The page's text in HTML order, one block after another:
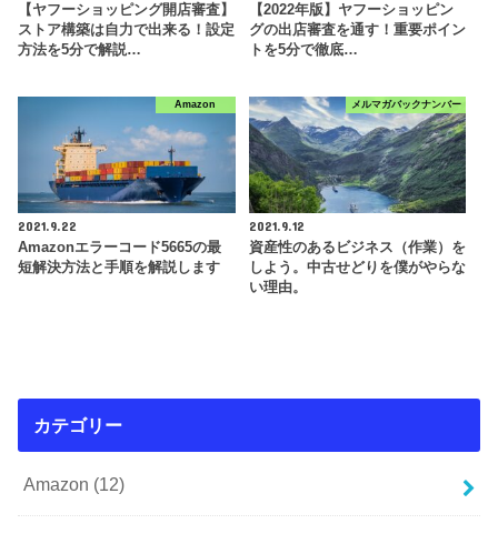
【ヤフーショッピング開店審査】
ストア構築は自力で出来る！設定
方法を5分で解説…
【2022年版】ヤフーショッピン
グの出店審査を通す！重要ポイン
トを5分で徹底…
Amazon
2021.9.22
Amazonエラーコード5665の最
短解決方法と手順を解説します
メルマガバックナンバー
2021.9.12
資産性のあるビジネス（作業）を
しよう。中古せどりを僕がやらな
い理由。
カテゴリー
Amazon (12)